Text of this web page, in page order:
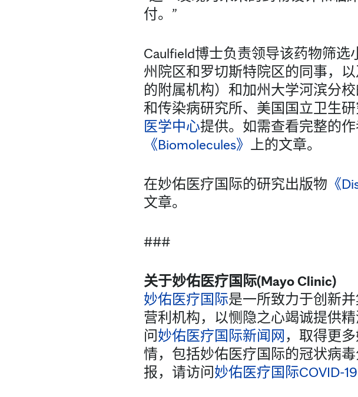
付。”
Caulfield博士负责领导该药物筛
州院区和罗切斯特院区的同事，以
的附属机构）和加州大学河滨分
和传染病研究所、美国国立卫生
医学中心提供。如需查看完整的
《Biomolecules》 上的文章。
在妙佑医疗国际的研究出版物 《
文章。
###
关于妙佑医疗国际(Mayo Clinic)
妙佑医疗国际是一所致力于创新
营利机构，以恻隐之心竭诚提供
问妙佑医疗国际新闻网 ，取得更
情，包括妙佑医疗国际的冠状病
报，请访问妙佑医疗国际COVID-